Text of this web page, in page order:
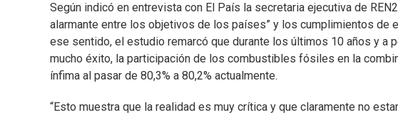
Según indicó en entrevista con El País la secretaria ejecutiva de
alarmante entre los objetivos de los países” y los cumplimientos de
ese sentido, el estudio remarcó que durante los últimos 10 años y a
mucho éxito, la participación de los combustibles fósiles en la
ínfima al pasar de 80,3% a 80,2% actualmente.
“Esto muestra que la realidad es muy crítica y que claramente no